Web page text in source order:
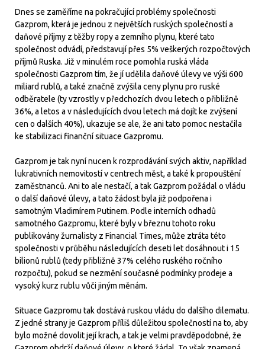
Dnes se zaměříme na pokračující problémy společnosti
Gazprom, která je jednou z největších ruských společností a
daňové příjmy z těžby ropy a zemního plynu, které tato
společnost odvádí, představují přes 5% veškerých rozpočtových
příjmů Ruska. Již v minulém roce pomohla ruská vláda
společnosti Gazprom tím, že jí udělila daňové úlevy ve výši 600
miliard rublů, a také značně zvýšila ceny plynu pro ruské
odběratele (ty vzrostly v předchozích dvou letech o přibližně
36%, a letos a v následujících dvou letech má dojít ke zvýšení
cen o dalších 40%), ukazuje se ale, že ani tato pomoc nestačila
ke stabilizaci finanční situace Gazpromu.
Gazprom je tak nyní nucen k rozprodávání svých aktiv, například
lukrativních nemovitostí v centrech měst, a také k propouštění
zaměstnanců. Ani to ale nestačí, a tak Gazprom požádal o vládu
o další daňové úlevy, a tato žádost byla již podpořena i
samotným Vladimírem Putinem. Podle interních odhadů
samotného Gazpromu, které byly v březnu tohoto roku
publikovány žurnalisty z Financial Times, může ztráta této
společnosti v průběhu následujících deseti let dosáhnout i 15
bilionů rublů (tedy přibližně 37% celého ruského ročního
rozpočtu), pokud se nezmění současné podmínky prodeje a
vysoký kurz rublu vůči jiným měnám.
Situace Gazpromu tak dostává ruskou vládu do dalšího dilematu.
Z jedné strany je Gazprom příliš důležitou společností na to, aby
bylo možné dovolit její krach, a tak je velmi pravděpodobné, že